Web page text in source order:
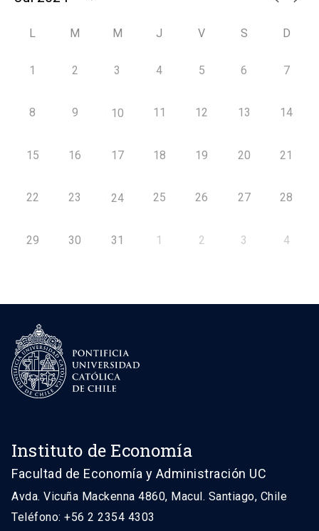
L M M J V S D
1 2 3 4 5 6 7
8 9 10 11 12 13 14
15 16 17 18 19 20 21
22 23 24 25 26 27 28
29 30 31 1 2 3 4
Instituto de Economía
Facultad de Economía y Administración UC
Avda. Vicuña Mackenna 4860, Macul. Santiago, Chile
Teléfono: +56 2 2354 4303